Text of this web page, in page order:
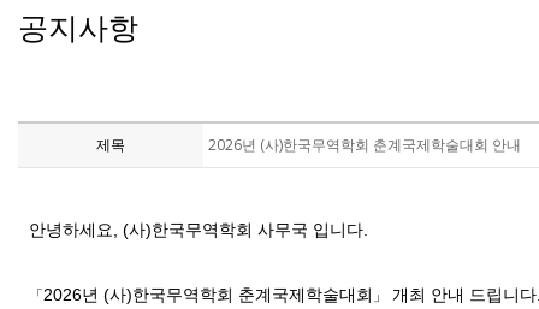
공지사항
제목 2026년 (사)한국무역학회 춘계국제학술대회 안내
안녕하세요, (사)한국무역학회 사무국 입니다.
「 2026년 (사)한국무역학회 춘계국제학술대회 」 개최 안내 드립니